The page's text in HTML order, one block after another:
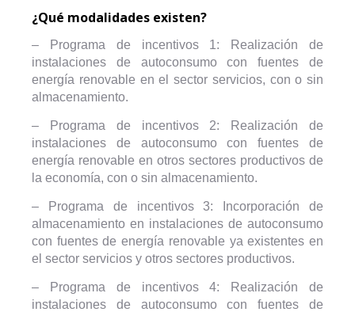
¿Qué modalidades existen?
– Programa de incentivos 1: Realización de
instalaciones de autoconsumo con fuentes de
energía renovable en el sector servicios, con o sin
almacenamiento.
– Programa de incentivos 2: Realización de
instalaciones de autoconsumo con fuentes de
energía renovable en otros sectores productivos de
la economía, con o sin almacenamiento.
– Programa de incentivos 3: Incorporación de
almacenamiento en instalaciones de autoconsumo
con fuentes de energía renovable ya existentes en
el sector servicios y otros sectores productivos.
– Programa de incentivos 4: Realización de
instalaciones de autoconsumo con fuentes de